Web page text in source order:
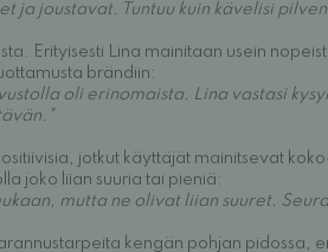
ja joustavat. Tuntuu kuin kävelisi
Erityisesti Lina mainitaan usein
brändiin:
oli erinomaista. Lina vastasi
jotkut käyttäjät mainitsevat
joko liian suuria tai pieniä:
mutta ne olivat liian suuret.
kengän pohjan pidossa,